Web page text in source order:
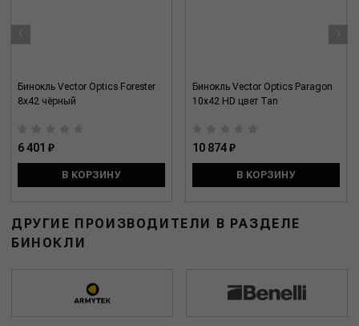
Бинокль Vector Optics Forester
8x42 чёрный
6 401 ₽
В КОРЗИНУ
Бинокль Vector Optics Paragon
10x42 HD цвет Tan
10 874 ₽
В КОРЗИНУ
‹ ›
ДРУГИЕ ПРОИЗВОДИТЕЛИ В РАЗДЕЛЕ
БИНОКЛИ